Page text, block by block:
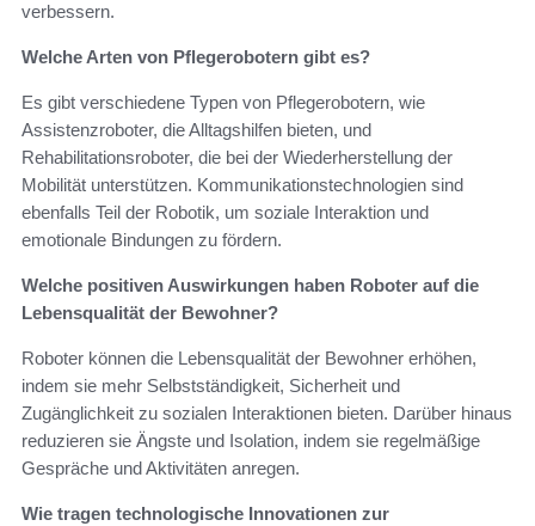
verbessern.
Welche Arten von Pflegerobotern gibt es?
Es gibt verschiedene Typen von Pflegerobotern, wie
Assistenzroboter, die Alltagshilfen bieten, und
Rehabilitationsroboter, die bei der Wiederherstellung der
Mobilität unterstützen. Kommunikationstechnologien sind
ebenfalls Teil der Robotik, um soziale Interaktion und
emotionale Bindungen zu fördern.
Welche positiven Auswirkungen haben Roboter auf die
Lebensqualität der Bewohner?
Roboter können die Lebensqualität der Bewohner erhöhen,
indem sie mehr Selbstständigkeit, Sicherheit und
Zugänglichkeit zu sozialen Interaktionen bieten. Darüber hinaus
reduzieren sie Ängste und Isolation, indem sie regelmäßige
Gespräche und Aktivitäten anregen.
Wie tragen technologische Innovationen zur